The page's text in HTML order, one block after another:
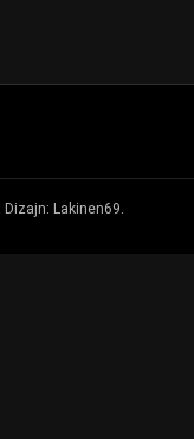
Lakinen69.